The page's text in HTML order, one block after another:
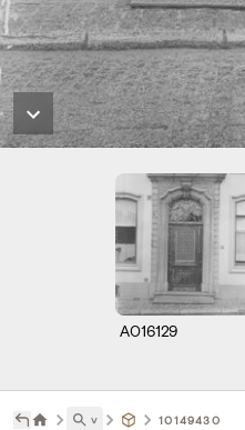
A016129
˅ 10149430